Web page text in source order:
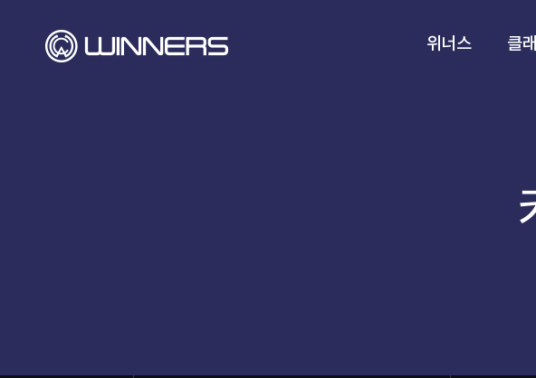
위너스 클